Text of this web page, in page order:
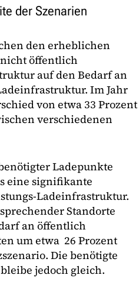
der Szenarien
den erheblichen
nicht öffentlich
auf den Bedarf an
Im Jahr
von etwa 33 Prozent
verschiedenen
Ladepunkte
eine signifikante
Ladeinfrastruktur.
Standorte
an öffentlich
um etwa 26 Prozent
Die benötigte
jedoch gleich.